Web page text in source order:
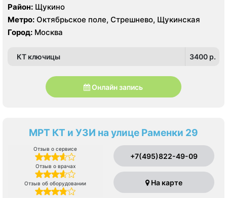
Район: Щукино
Метро: Октябрьское поле, Стрешнево, Щукинская
Город: Москва
КТ ключицы 3400 p.
Онлайн запись
МРТ КТ и УЗИ на улице Раменки 29
Отзыв о сервисе
Отзыв о врачах
Отзыв об оборудовании
+7(495)822-49-09
На карте